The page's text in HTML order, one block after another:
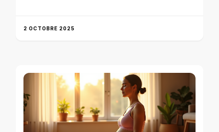
2 OCTOBRE 2025